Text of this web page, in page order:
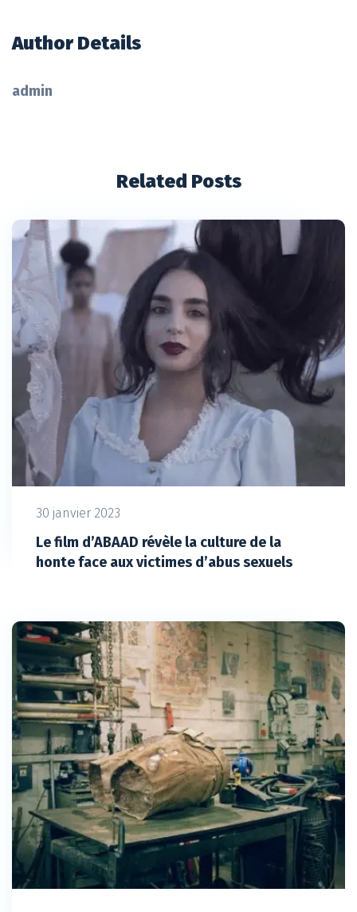
Author Details
admin
Related Posts
30 janvier 2023
Le film d’ABAAD révèle la culture de la
honte face aux victimes d’abus sexuels